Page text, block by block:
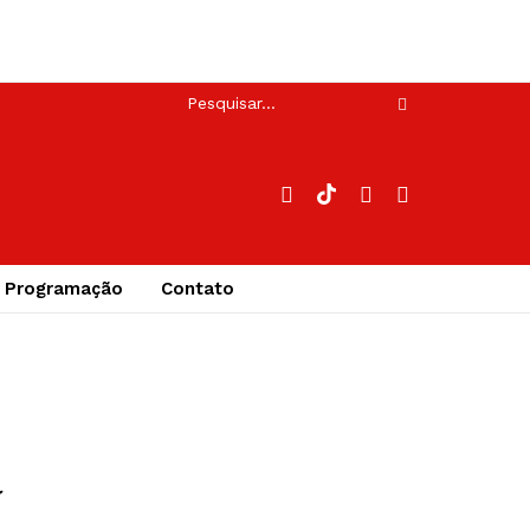
Programação Contato